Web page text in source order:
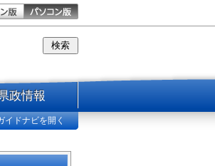
政情報
イドナビを開く